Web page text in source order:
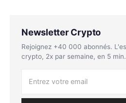
Newsletter Crypto
Rejoignez +40 000 abonnés.
crypto, 2x par semaine, en 5 min.